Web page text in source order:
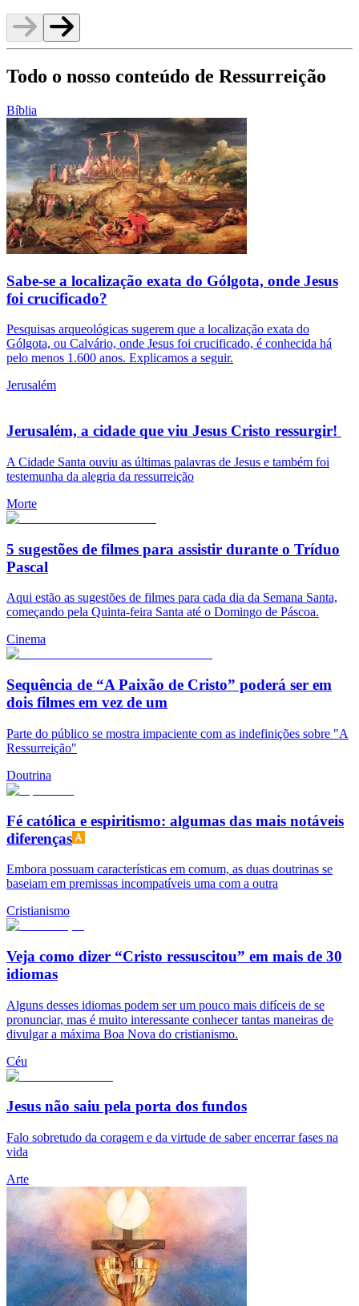
Todo o nosso conteúdo de Ressurreição
Bíblia
Sabe-se a localização exata do Gólgota, onde Jesus
foi crucificado?
Pesquisas arqueológicas sugerem que a localização exata do
Gólgota, ou Calvário, onde Jesus foi crucificado, é conhecida há
pelo menos 1.600 anos. Explicamos a seguir.
Jerusalém
Jerusalém, a cidade que viu Jesus Cristo ressurgir!
A Cidade Santa ouviu as últimas palavras de Jesus e também foi
testemunha da alegria da ressurreição
Morte
5 sugestões de filmes para assistir durante o Tríduo
Pascal
Aqui estão as sugestões de filmes para cada dia da Semana Santa,
começando pela Quinta-feira Santa até o Domingo de Páscoa.
Cinema
Sequência de “A Paixão de Cristo” poderá ser em
dois filmes em vez de um
Parte do público se mostra impaciente com as indefinições sobre "A
Ressurreição"
Doutrina
Fé católica e espiritismo: algumas das mais notáveis
diferenças
Embora possuam características em comum, as duas doutrinas se
baseiam em premissas incompatíveis uma com a outra
Cristianismo
Veja como dizer “Cristo ressuscitou” em mais de 30
idiomas
Alguns desses idiomas podem ser um pouco mais difíceis de se
pronunciar, mas é muito interessante conhecer tantas maneiras de
divulgar a máxima Boa Nova do cristianismo.
Céu
Jesus não saiu pela porta dos fundos
Falo sobretudo da coragem e da virtude de saber encerrar fases na
vida
Arte